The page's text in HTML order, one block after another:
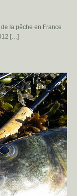
de la pêche en France
[…]